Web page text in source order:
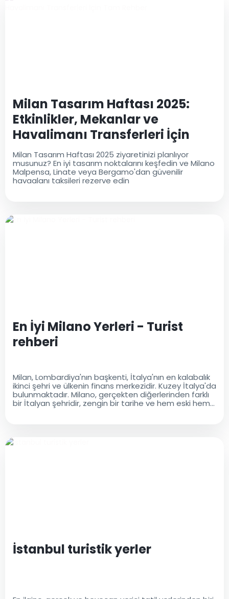
Milan Tasarım Haftası 2025:
Etkinlikler, Mekanlar ve
Havalimanı Transferleri İçin
Tam Rehber
Milan Tasarım Haftası 2025 ziyaretinizi planlıyor
musunuz? En iyi tasarım noktalarını keşfedin ve Milano
Malpensa, Linate veya Bergamo'dan güvenilir
havaalanı taksileri rezerve edin
En İyi Milano Yerleri - Turist
rehberi
Milan, Lombardiya'nın başkenti, İtalya'nın en kalabalık
ikinci şehri ve ülkenin finans merkezidir. Kuzey İtalya'da
bulunmaktadır. Milano, gerçekten diğerlerinden farklı
bir İtalyan şehridir, zengin bir tarihe ve hem eski hem
İstanbul turistik yerler